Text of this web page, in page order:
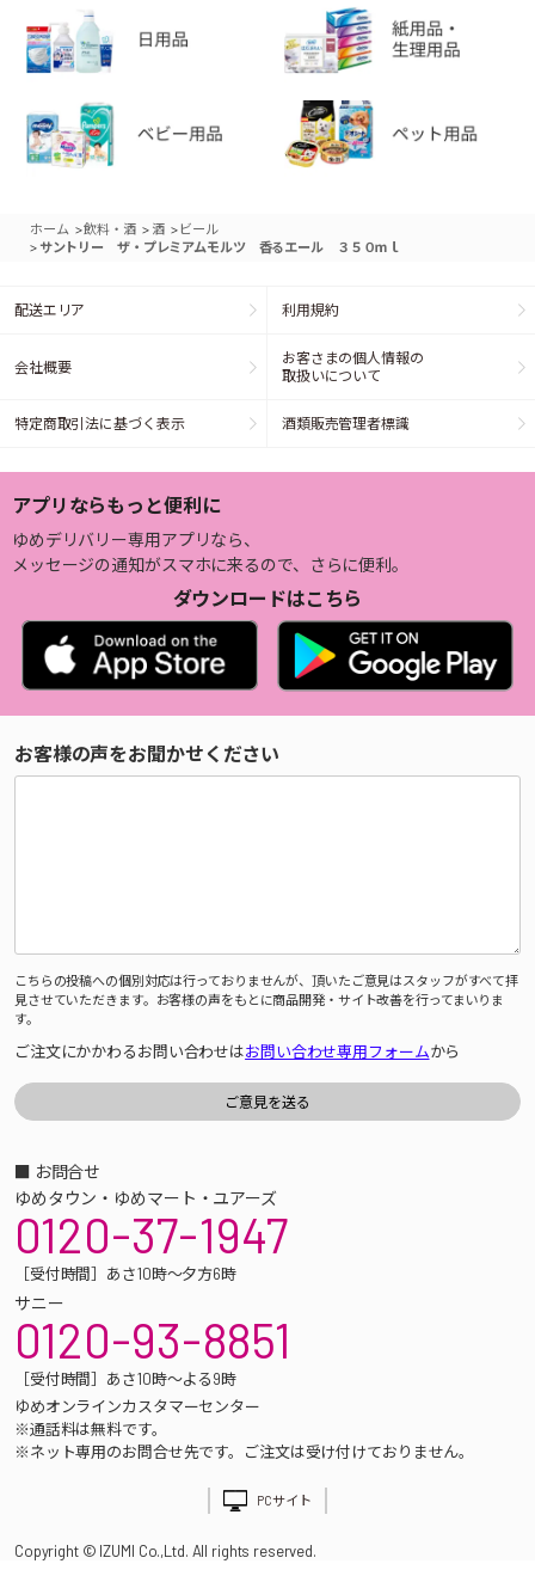
ホーム >飲料・酒 > 酒 > ビール
> サントリー ザ・プレミアムモルツ 香るエール ３５０ｍｌ
配送エリア 利用規約
会社概要
お客さまの個人情報の
取扱いについて
特定商取引法に基づく表示 酒類販売管理者標識
アプリならもっと便利に
ゆめデリバリー専用アプリなら、
メッセージの通知がスマホに来るので、さらに便利。
ダウンロードはこちら
お客様の声をお聞かせください
こちらの投稿への個別対応は行っておりませんが、頂いたご意見はスタッフがすべて拝
見させていただきます。お客様の声をもとに商品開発・サイト改善を行ってまいりま
す。
ご注文にかかわるお問い合わせはお問い合わせ専用フォームから
■ お問合せ
ゆめタウン・ゆめマート・ユアーズ
0120-37-1947
［受付時間］あさ10時～夕方6時
サニー
0120-93-8851
［受付時間］あさ10時～よる9時
ゆめオンラインカスタマーセンター
※通話料は無料です。
※ネット専用のお問合せ先です。ご注文は受け付けておりません。
PCサイト
Copyright © IZUMI Co.,Ltd. All rights reserved.